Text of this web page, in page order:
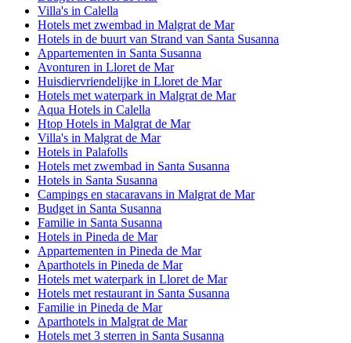
Villa's in Calella
Hotels met zwembad in Malgrat de Mar
Hotels in de buurt van Strand van Santa Susanna
Appartementen in Santa Susanna
Avonturen in Lloret de Mar
Huisdiervriendelijke in Lloret de Mar
Hotels met waterpark in Malgrat de Mar
Aqua Hotels in Calella
Htop Hotels in Malgrat de Mar
Villa's in Malgrat de Mar
Hotels in Palafolls
Hotels met zwembad in Santa Susanna
Hotels in Santa Susanna
Campings en stacaravans in Malgrat de Mar
Budget in Santa Susanna
Familie in Santa Susanna
Hotels in Pineda de Mar
Appartementen in Pineda de Mar
Aparthotels in Pineda de Mar
Hotels met waterpark in Lloret de Mar
Hotels met restaurant in Santa Susanna
Familie in Pineda de Mar
Aparthotels in Malgrat de Mar
Hotels met 3 sterren in Santa Susanna